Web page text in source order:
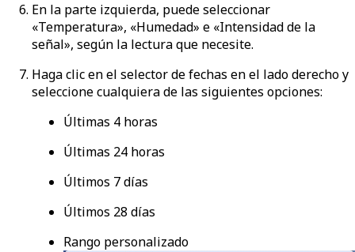
En la parte izquierda, puede seleccionar
«Temperatura», «Humedad» e «Intensidad de la
señal», según la lectura que necesite.
Haga clic en el selector de fechas en el lado derecho y
seleccione cualquiera de las siguientes opciones:
Últimas 4 horas
Últimas 24 horas
Últimos 7 días
Últimos 28 días
Rango personalizado